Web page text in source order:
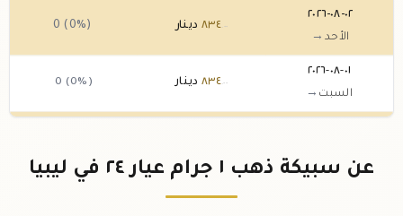
٠٢-٠٨-٢٠٢٦
الأحد →
٨٣٤ .٠٠ دينار 0 (0%)
٠١-٠٨-٢٠٢٦
السبت →
٨٣٤.٠٠ دينار 0 (0%)
٨٤٩.٠٠ دينار
عن سبيكة ذهب ١ جرام عيار ٢٤ في ليبيا